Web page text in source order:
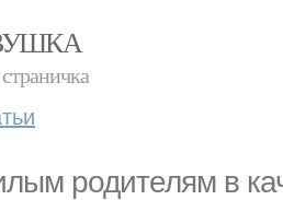
родителям в